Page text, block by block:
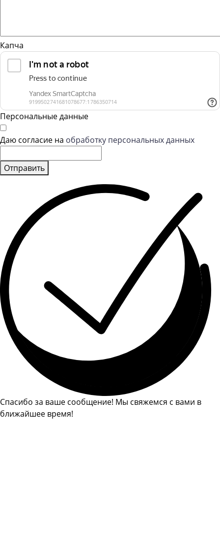
Капча
Персональные данные
Даю согласие на обработку персональных данных
Отправить
Спасибо за ваше сообщение! Мы свяжемся с вами в
ближайшее время!